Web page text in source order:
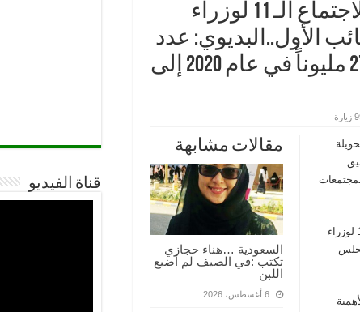
الكويت ..وزيرة الشؤون ترأست الاجتماع الـ 11 لوزراء
الأول..البديوي: عدد
العاملين بدول الخليج ارتفع من 27.9 مليوناً في عام 2020 إلى
مقالات مشابهة
السعودية …هناء حجازي
تكتب :في الصيف لم أضيع
اللبن
6 أغسطس، 2026
جاء ذلك في كلمة ألقتها الوزيرة الحويلة خلال ترؤسها الاجتماع الـ 11 لوزراء
قناة الفيديو